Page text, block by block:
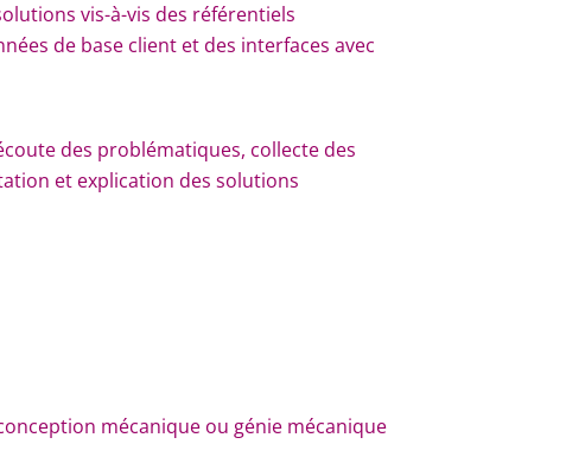
vis-à-vis des référentiels
de base client et des interfaces avec
des problématiques, collecte des
et explication des solutions
mécanique ou génie mécanique